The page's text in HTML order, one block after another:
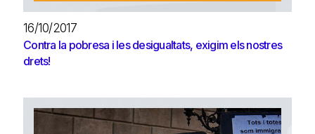
16/10/2017
Contra la pobresa i les desigualtats, exigim els nostres
drets!